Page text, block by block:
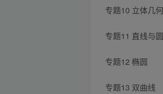
专题10 立体几
专题11 直线与圆
专题12 椭圆
专题13 双曲线